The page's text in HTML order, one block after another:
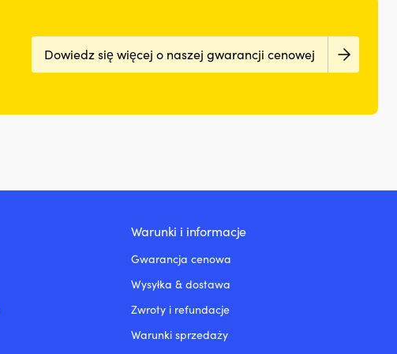
Dowiedz się więcej o naszej gwarancji cenowej
Warunki i informacje
Gwarancja cenowa
Wysyłka & dostawa
Zwroty i refundacje
Warunki sprzedaży